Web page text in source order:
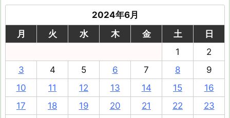
2024年6月
月
火 水 木 金 土
日
1
2
3
4 5 6 7 8
9
10
11 12 13 14 15
16
17
18 19 20 21 22
23